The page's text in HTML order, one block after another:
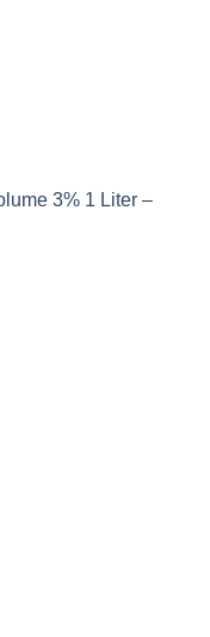
3% 1 Liter –